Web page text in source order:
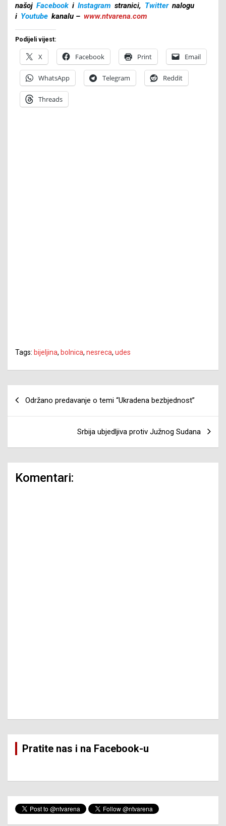
našoj Facebook i Instagram stranici, Twitter nalogu
i Youtube kanalu – www.ntvarena.com
Podijeli vijest:
X Facebook Print Email
WhatsApp Telegram Reddit
Threads
Tags: bijeljina, bolnica, nesreca, udes
Održano predavanje o temi “Ukradena bezbjednost”
Srbija ubjedljiva protiv Južnog Sudana
Komentari:
Pratite nas i na Facebook-u